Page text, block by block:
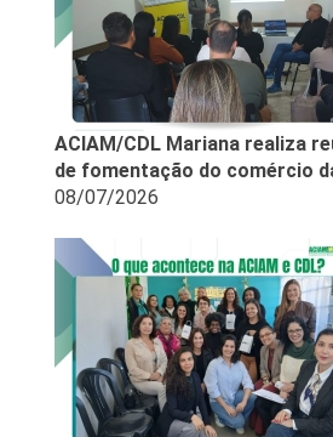
ACIAM/CDL Mariana realiza
de fomentação do comércio
08/07/2026